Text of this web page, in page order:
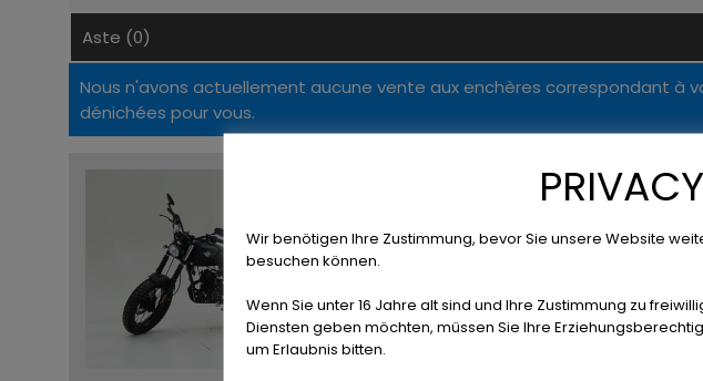
Aste (0)
Nous n'avons actuellement aucune vente aux enchères correspondant à
dénichées pour vous.
Archive Scrambler 50cc '2024
9880 Aalter
EUR2.950
Wir benötigen Ihre Zustimmung, bevor Sie unsere Website
besuchen können.
Wenn Sie unter 16 Jahre alt sind und Ihre Zustimmung zu
Diensten geben möchten, müssen Sie Ihre
um Erlaubnis bitten.